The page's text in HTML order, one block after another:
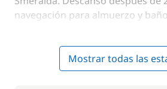
navegación para almuerzo y
turquesas para pasar allí la
DÍA 3 : Golfo Pevero - Capriccioli
Mostrar todas las